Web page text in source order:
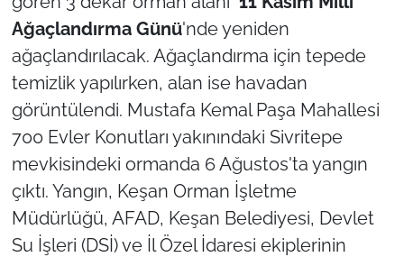
Ağaçlandırma Günü'nde yeniden
ağaçlandırılacak. Ağaçlandırma için tepede
temizlik yapılırken, alan ise havadan
görüntülendi. Mustafa Kemal Paşa Mahallesi
700 Evler Konutları yakınındaki Sivritepe
mevkisindeki ormanda 6 Ağustos'ta yangın
çıktı. Yangın, Keşan Orman İşletme
Müdürlüğü, AFAD, Keşan Belediyesi, Devlet
Su İşleri (DSİ) ve İl Özel İdaresi ekiplerinin
TEKİRDAĞ
KIRKLARELİ
ÇANAKKALE
TÜRKİYE
Bölge
Güvenlik